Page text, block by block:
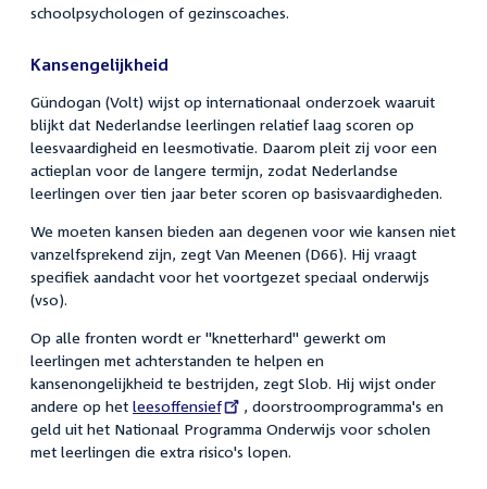
schoolpsychologen of gezinscoaches.
Kansengelijkheid
Gündogan (Volt) wijst op internationaal onderzoek waaruit
blijkt dat Nederlandse leerlingen relatief laag scoren op
leesvaardigheid en leesmotivatie. Daarom pleit zij voor een
actieplan voor de langere termijn, zodat Nederlandse
leerlingen over tien jaar beter scoren op basisvaardigheden.
We moeten kansen bieden aan degenen voor wie kansen niet
vanzelfsprekend zijn, zegt Van Meenen (D66). Hij vraagt
specifiek aandacht voor het voortgezet speciaal onderwijs
(vso).
Op alle fronten wordt er "knetterhard" gewerkt om
leerlingen met achterstanden te helpen en
kansenongelijkheid te bestrijden, zegt Slob. Hij wijst onder
andere op het External
link:
leesoffensief
, doorstroomprogramma's en
geld uit het Nationaal Programma Onderwijs voor scholen
met leerlingen die extra risico's lopen.